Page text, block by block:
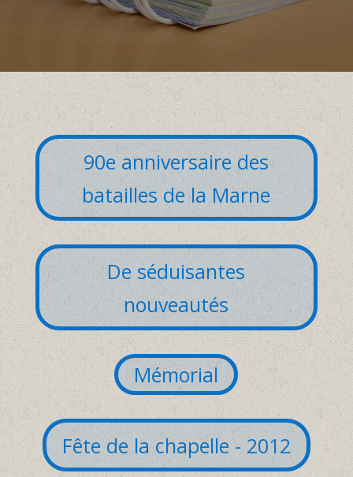
90e anniversaire des
batailles de la Marne
De séduisantes
nouveautés
Mémorial
Fête de la chapelle - 2012